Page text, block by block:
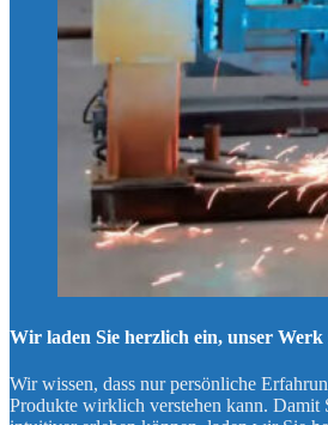
Wir laden Sie herzlich ein, unser Werk
Wir wissen, dass nur persönliche
Produkte wirklich verstehen kann. Damit